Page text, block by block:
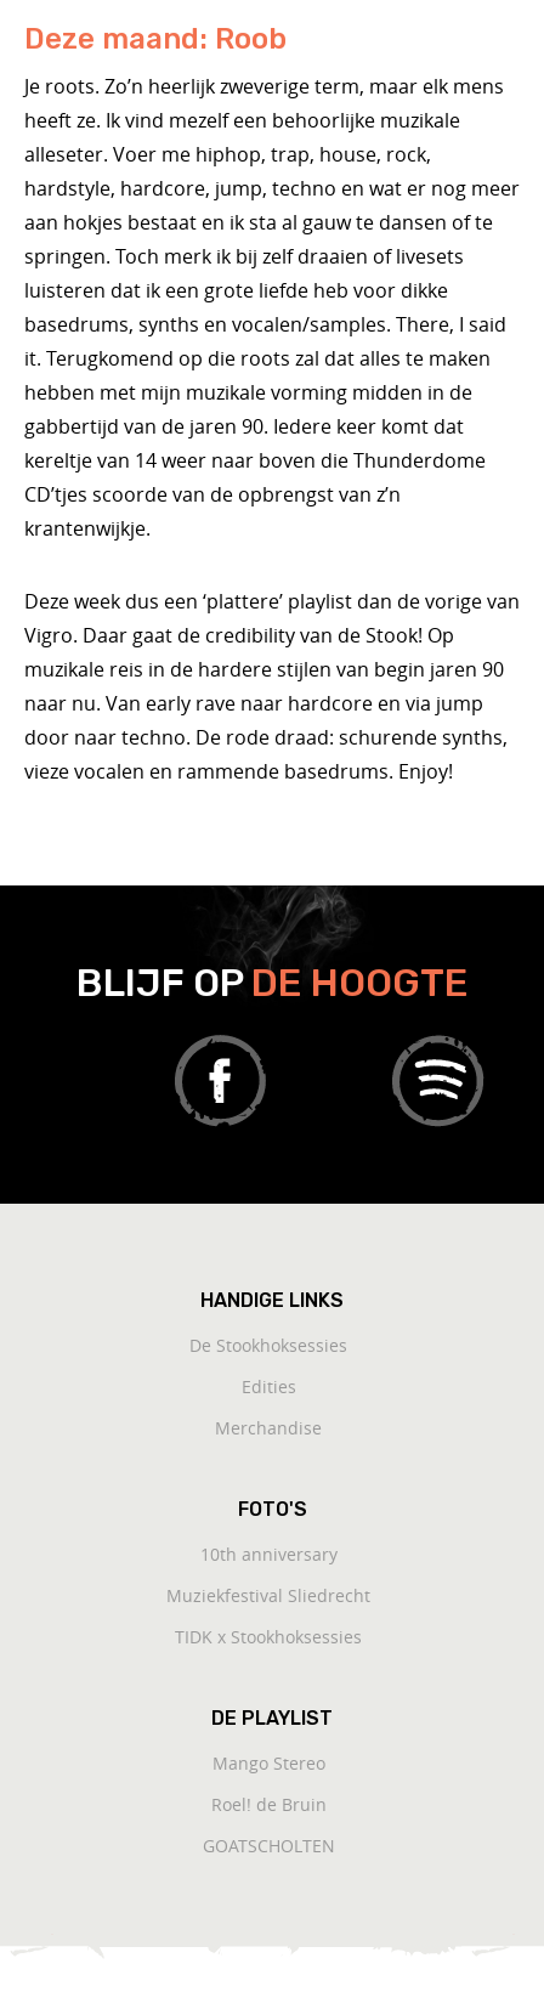
Deze maand: Roob
Je roots. Zo’n heerlijk zweverige term, maar elk mens
heeft ze. Ik vind mezelf een behoorlijke muzikale
alleseter. Voer me hiphop, trap, house, rock,
hardstyle, hardcore, jump, techno en wat er nog meer
aan hokjes bestaat en ik sta al gauw te dansen of te
springen. Toch merk ik bij zelf draaien of livesets
luisteren dat ik een grote liefde heb voor dikke
basedrums, synths en vocalen/samples. There, I said
it. Terugkomend op die roots zal dat alles te maken
hebben met mijn muzikale vorming midden in de
gabbertijd van de jaren 90. Iedere keer komt dat
kereltje van 14 weer naar boven die Thunderdome
CD’tjes scoorde van de opbrengst van z’n
krantenwijkje.
Deze week dus een ‘plattere’ playlist dan de vorige van
Vigro. Daar gaat de credibility van de Stook! Op
muzikale reis in de hardere stijlen van begin jaren 90
naar nu. Van early rave naar hardcore en via jump
door naar techno. De rode draad: schurende synths,
vieze vocalen en rammende basedrums. Enjoy!
BLIJF OPDE HOOGTE
HANDIGE LINKS
De Stookhoksessies
Edities
Merchandise
FOTO'S
10th anniversary
Muziekfestival Sliedrecht
TIDK x Stookhoksessies
DE PLAYLIST
Mango Stereo
Roel! de Bruin
GOATSCHOLTEN